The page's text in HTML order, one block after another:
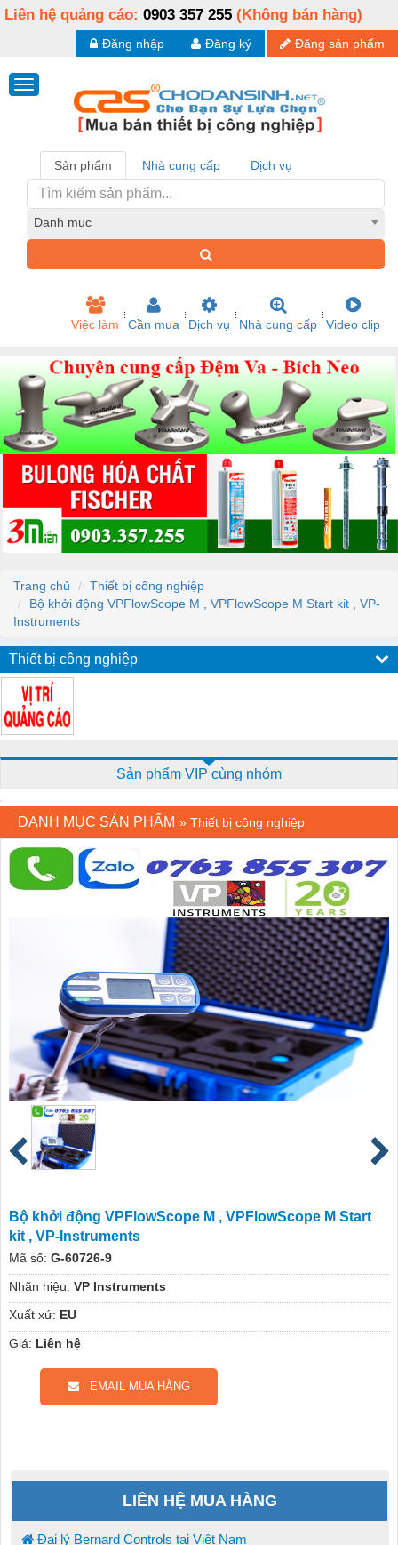
Liên hệ quảng cáo: 0903 357 255 (Không bán hàng)
Đăng sản phẩm
Đăng ký
Đăng nhập
Sản phẩm Nhà cung cấp Dịch vụ
Danh mục
Việc làm Cần mua Dịch vụ Nhà cung cấp Video clip
Trang chủ
Thiết bị công nghiệp
Bộ khởi động VPFlowScope M , VPFlowScope M Start kit , VP-
Instruments
Thiết bị công nghiệp
Sản phẩm VIP cùng nhóm
DANH MỤC SẢN PHẨM » Thiết bị công nghiệp
Bộ khởi động VPFlowScope M , VPFlowScope M Start
kit , VP-Instruments
Mã số: G-60726-9
Nhãn hiệu: VP Instruments
Xuất xứ: EU
Giá: Liên hệ
EMAIL MUA HÀNG
LIÊN HỆ MUA HÀNG
Đại lý Bernard Controls tại Việt Nam